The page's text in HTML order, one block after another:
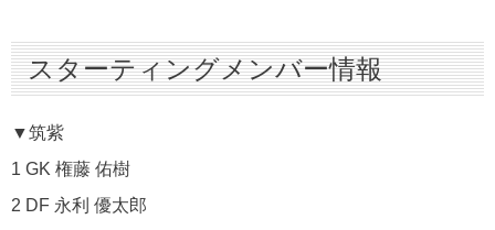
スターティングメンバー情報
▼筑紫
1 GK 権藤 佑樹
2 DF 永利 優太郎